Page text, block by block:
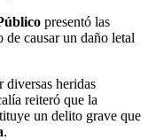
presentó las
de causar un daño letal
diversas heridas
reiteró que la
un delito grave que
.